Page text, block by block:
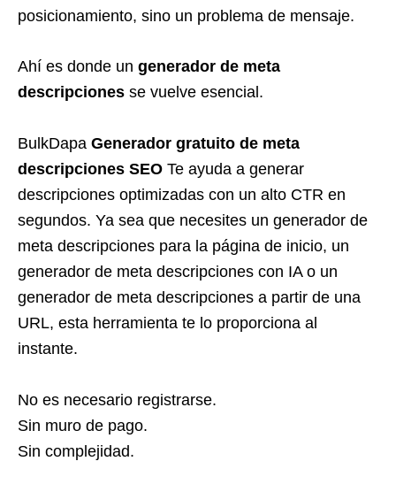
posicionamiento, sino un problema de mensaje.
Ahí es donde un generador de meta
descripciones se vuelve esencial.
BulkDapa Generador gratuito de meta
descripciones SEO Te ayuda a generar
descripciones optimizadas con un alto CTR en
segundos. Ya sea que necesites un generador de
meta descripciones para la página de inicio, un
generador de meta descripciones con IA o un
generador de meta descripciones a partir de una
URL, esta herramienta te lo proporciona al
instante.
No es necesario registrarse.
Sin muro de pago.
Sin complejidad.